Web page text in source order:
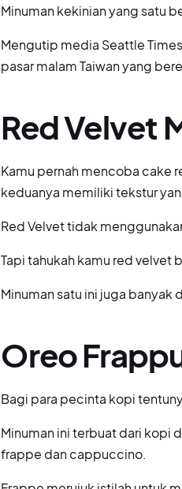
Minuman kekinian yang satu
Mengutip media Seattle
pasar malam Taiwan yang
Red Velvet
Kamu pernah mencoba cake
keduanya memiliki tekstur
Red Velvet tidak
Tapi tahukah kamu red velvet
Minuman satu ini juga banyak
Oreo
Bagi para pecinta kopi
Minuman ini terbuat dari kopi
frappe dan cappuccino.